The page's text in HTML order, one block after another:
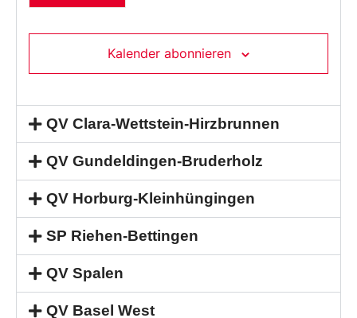
Kalender abonnieren
QV Clara-Wettstein-Hirzbrunnen
QV Gundeldingen-Bruderholz
QV Horburg-Kleinhüngingen
SP Riehen-Bettingen
QV Spalen
QV Basel West